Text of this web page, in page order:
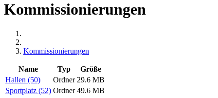
Kommissionierungen
Kommissionierungen
Name Typ
Größe
Hallen (50)
Ordner 29.6 MB
Sportplatz (52) Ordner 49.6 MB